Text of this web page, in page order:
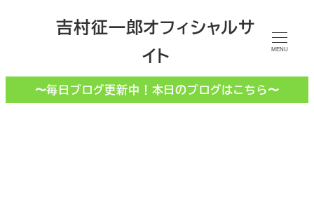
コ
吉村征一郎オフィシャルサ
イト
MENU
〜毎日ブログ更新中！本日のブログはこちら〜